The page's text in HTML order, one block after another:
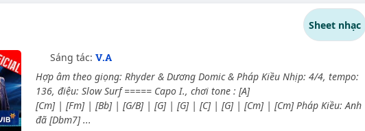
Sheet nhạc
Sáng tác: V.A
Hợp âm theo giọng: Rhyder & Dương Domic & Pháp Kiều Nhịp: 4/4, tempo:
136, điệu: Slow Surf ===== Capo I., chơi tone : [A]
[Cm] | [Fm] | [Bb] | [G/B] | [G] | [G] | [C] | [G] | [Cm] | [Cm] Pháp Kiều: Anh
đã [Dbm7] ...